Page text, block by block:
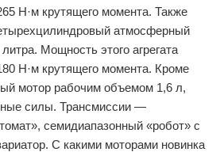
Н·м крутящего момента. Также
атмосферный
Мощность этого агрегата
Н·м крутящего момента. Кроме
мотор рабочим объемом 1,6 л,
силы. Трансмиссии —
семидиапазонный «робот» с
С какими моторами новинка